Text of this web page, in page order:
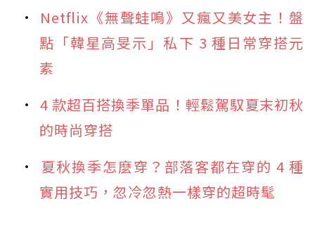
Netflix《無聲蛙鳴》又瘋又美女主！盤
點「韓星高旻示」私下 3 種日常穿搭元
素
4 款超百搭換季單品！輕鬆駕馭夏末初秋
的時尚穿搭
夏秋換季怎麼穿？部落客都在穿的 4 種
實用技巧，忽冷忽熱一樣穿的超時髦